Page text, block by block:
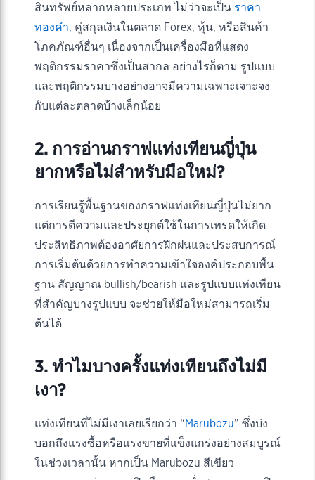
สินทรัพย์หลากหลายประเภท ไม่ว่าจะเป็น ราคา
ทองคำ, คู่สกุลเงินในตลาด Forex, หุ้น, หรือสินค้า
โภคภัณฑ์อื่นๆ เนื่องจากเป็นเครื่องมือที่แสดง
พฤติกรรมราคาซึ่งเป็นสากล อย่างไรก็ตาม รูปแบบ
และพฤติกรรมบางอย่างอาจมีความเฉพาะเจาะจง
กับแต่ละตลาดบ้างเล็กน้อย
2. การอ่านกราฟแท่งเทียนญี่ปุ่น
ยากหรือไม่สำหรับมือใหม่?
การเรียนรู้พื้นฐานของกราฟแท่งเทียนญี่ปุ่นไม่ยาก
แต่การตีความและประยุกต์ใช้ในการเทรดให้เกิด
ประสิทธิภาพต้องอาศัยการฝึกฝนและประสบการณ์
การเริ่มต้นด้วยการทำความเข้าใจองค์ประกอบพื้น
ฐาน สัญญาณ bullish/bearish และรูปแบบแท่งเทียน
ที่สำคัญบางรูปแบบ จะช่วยให้มือใหม่สามารถเริ่ม
ต้นได้
3. ทำไมบางครั้งแท่งเทียนถึงไม่มี
เงา?
แท่งเทียนที่ไม่มีเงาเลยเรียกว่า “Marubozu” ซึ่งบ่ง
บอกถึงแรงซื้อหรือแรงขายที่แข็งแกร่งอย่างสมบูรณ์
ในช่วงเวลานั้น หากเป็น Marubozu สีเขียว